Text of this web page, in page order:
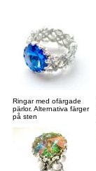
Ringar med ofärgade
pärlor. Alternativa färger
på sten